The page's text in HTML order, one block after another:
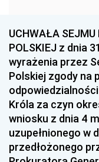
1954
1951
1948
1939
1936
UCHWAŁA
POLSKIEJ z dnia
wyrażenia przez
Polskiej zgody na
Króla za czyn
wniosku z dnia 4
uzupełnionego w
przedłożonego